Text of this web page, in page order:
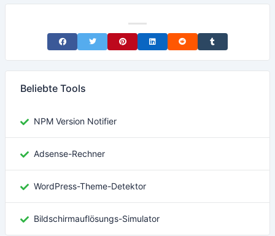
Share on Facebook
Share on TwitterShare on Pinterest
Share on LinkedIn
Share on RedditShare on Tumblr
Beliebte Tools
NPM Version Notifier
Adsense-Rechner
WordPress-Theme-Detektor
Bildschirmauflösungs-Simulator